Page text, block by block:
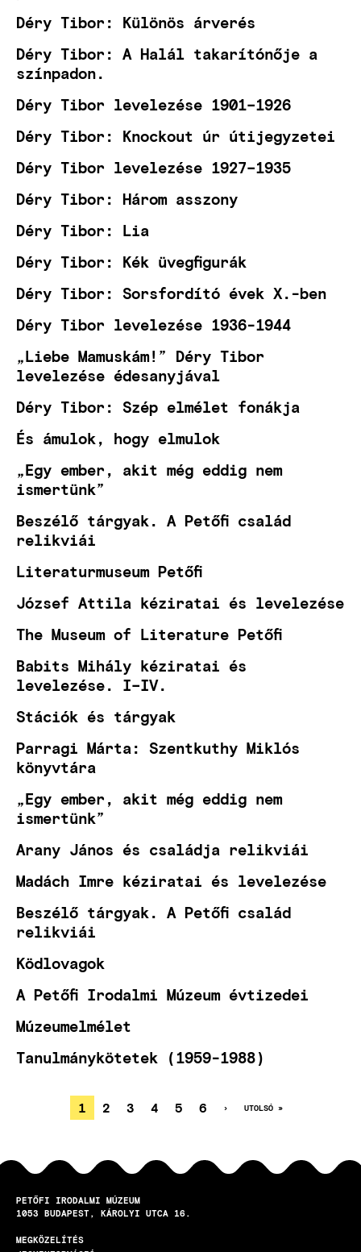
Déry Tibor: Különös árverés
Déry Tibor: A Halál takarítónője a
színpadon.
Déry Tibor levelezése 1901–1926
Déry Tibor: Knockout úr útijegyzetei
Déry Tibor levelezése 1927–1935
Déry Tibor: Három asszony
Déry Tibor: Lia
Déry Tibor: Kék üvegfigurák
Déry Tibor: Sorsfordító évek X.-ben
Déry Tibor levelezése 1936-1944
„Liebe Mamuskám!” Déry Tibor
levelezése édesanyjával
Déry Tibor: Szép elmélet fonákja
És ámulok, hogy elmulok
„Egy ember, akit még eddig nem
ismertünk”
Beszélő tárgyak. A Petőfi család
relikviái
Literaturmuseum Petőfi
József Attila kéziratai és levelezése
The Museum of Literature Petőfi
Babits Mihály kéziratai és
levelezése. I–IV.
Stációk és tárgyak
Parragi Márta: Szentkuthy Miklós
könyvtára
„Egy ember, akit még eddig nem
ismertünk”
Arany János és családja relikviái
Madách Imre kéziratai és levelezése
Beszélő tárgyak. A Petőfi család
relikviái
Ködlovagok
A Petőfi Irodalmi Múzeum évtizedei
Múzeumelmélet
Tanulmánykötetek (1959-1988)
OLDALSZÁMOZÁS
JELENLEGI
OLDAL
1 OLDAL
2 OLDAL
3 OLDAL
4 OLDAL
5 OLDAL
6
KÖVETKEZŐ
›
UTOLSÓ
UTOLSÓ »
PETŐFI IRODALMI MÚZEUM
1053
BUDAPEST KÁROLYI UTCA 16.
MEGKÖZELÍTÉS